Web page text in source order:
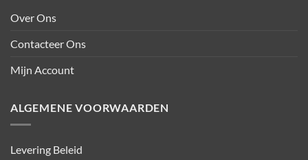
Over Ons
Contacteer Ons
Mijn Account
ALGEMENE VOORWAARDEN
Levering Beleid